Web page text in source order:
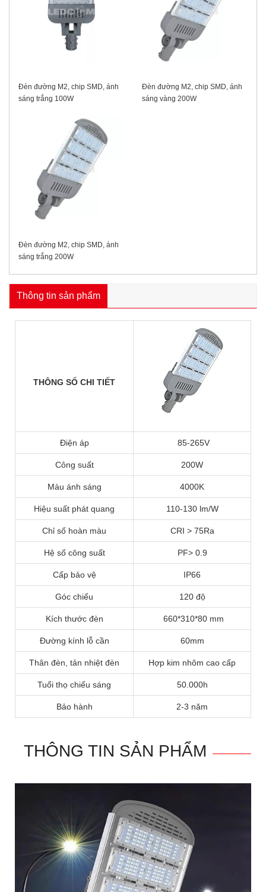
Đèn đường M2, chip SMD, ánh
sáng trắng 100W
Đèn đường M2, chip SMD, ánh
sáng vàng 200W
Đèn đường M2, chip SMD, ánh
sáng trắng 200W
Thông tin sản phẩm
THÔNG SỐ CHI TIẾT
Điện áp 85-265V
Công suất 200W
Màu ánh sáng 4000K
Hiệu suất phát quang 110-130 lm/W
Chỉ số hoàn màu CRI > 75Ra
Hệ số công suất PF> 0.9
Cấp bảo vệ IP66
Góc chiếu 120 độ
Kích thước đèn 660*310*80 mm
Đường kính lỗ cần 60mm
Thân đèn, tản nhiệt đèn Hợp kim nhôm cao cấp
Tuổi thọ chiếu sáng 50.000h
Bảo hành 2-3 năm
THÔNG TIN SẢN PHẨM